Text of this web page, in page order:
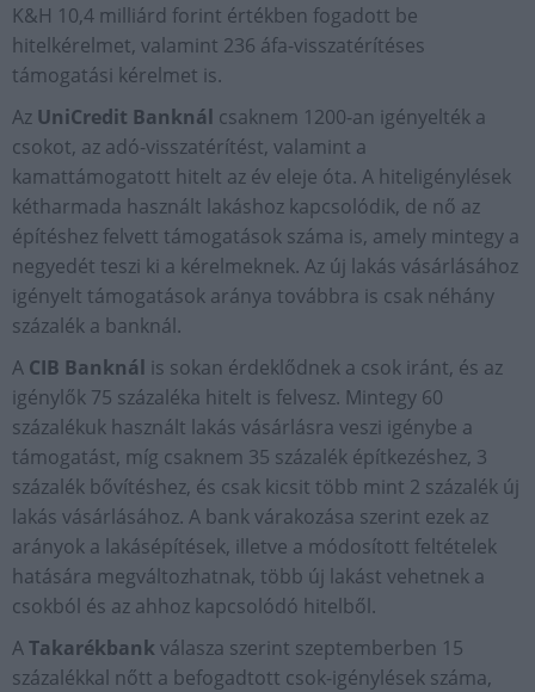
K&H 10,4 milliárd forint értékben fogadott be
hitelkérelmet, valamint 236 áfa-visszatérítéses
támogatási kérelmet is.
Az UniCredit Banknál csaknem 1200-an igényelték a
csokot, az adó-visszatérítést, valamint a
kamattámogatott hitelt az év eleje óta. A hiteligénylések
kétharmada használt lakáshoz kapcsolódik, de nő az
építéshez felvett támogatások száma is, amely mintegy a
negyedét teszi ki a kérelmeknek. Az új lakás vásárlásához
igényelt támogatások aránya továbbra is csak néhány
százalék a banknál.
A CIB Banknál is sokan érdeklődnek a csok iránt, és az
igénylők 75 százaléka hitelt is felvesz. Mintegy 60
százalékuk használt lakás vásárlásra veszi igénybe a
támogatást, míg csaknem 35 százalék építkezéshez, 3
százalék bővítéshez, és csak kicsit több mint 2 százalék új
lakás vásárlásához. A bank várakozása szerint ezek az
arányok a lakásépítések, illetve a módosított feltételek
hatására megváltozhatnak, több új lakást vehetnek a
csokból és az ahhoz kapcsolódó hitelből.
ATakarékbank válasza szerint szeptemberben 15
százalékkal nőtt a befogadtott csok-igénylések száma,